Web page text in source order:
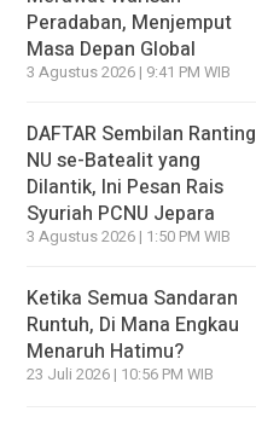
Peradaban, Menjemput
Masa Depan Global
3 Agustus 2026 | 9:41 PM WIB
DAFTAR Sembilan Ranting
NU se-Batealit yang
Dilantik, Ini Pesan Rais
Syuriah PCNU Jepara
3 Agustus 2026 | 1:50 PM WIB
Ketika Semua Sandaran
Runtuh, Di Mana Engkau
Menaruh Hatimu?
23 Juli 2026 | 10:56 PM WIB